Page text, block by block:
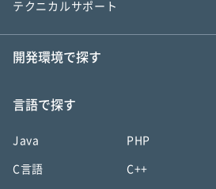
テクニカルサポート
開発環境で探す
言語で探す
Java PHP
C言語 C++